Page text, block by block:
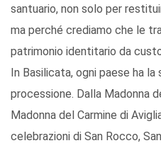
santuario, non solo per
ma perché crediamo che le
patrimonio identitario da
In Basilicata, ogni paese ha
processione. Dalla Madonna
Madonna del Carmine di
celebrazioni di San Rocco,